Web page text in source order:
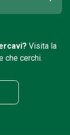
Visita la
che cerchi.